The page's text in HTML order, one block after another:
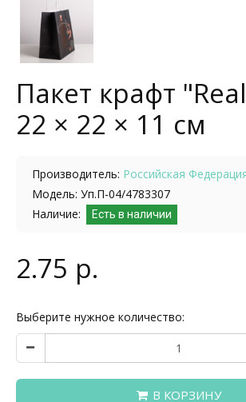
Пакет крафт
22 × 22 × 11 см
Производитель: Российская
Модель: Уп.П-04/4783307
Наличие:
Есть в наличии
2.75 р.
Выберите нужное количество:
В КОРЗИНУ